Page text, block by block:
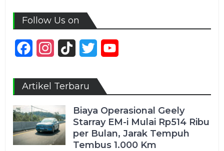
Follow Us on
FacebookInstagram
TikTok Twitter
Artikel Terbaru
Biaya Operasional Geely
Starray EM-i Mulai Rp514 Ribu
per Bulan, Jarak Tempuh
Tembus 1.000 Km